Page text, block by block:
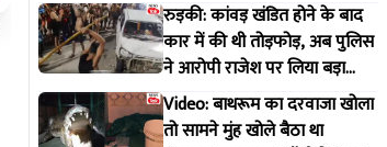
Video: बाथरूम का दरवाजा खोला तो
सामने मुंह खोले बैठा था विकराल
मगरमच्छ, डॉगी ने दिया मकान मालिक
को इशारा
Jul 30 2026 6:51 PM
कभी घर
28 में
की
रचा
रुड़की: कांवड़ खंडित होने के बाद
कार में की थी तोड़फोड़, अब पुलिस
ने आरोपी राजेश पर लिया बड़ा
एक्शन
Video: बाथरूम का दरवाजा खोला
तो सामने मुंह खोले बैठा था